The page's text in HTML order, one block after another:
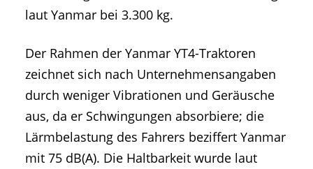
laut Yanmar bei 3.300 kg.
Der Rahmen der Yanmar YT4-Traktoren
zeichnet sich nach Unternehmensangaben
durch weniger Vibrationen und Geräusche
aus, da er Schwingungen absorbiere; die
Lärmbelastung des Fahrers beziffert Yanmar
mit 75 dB(A). Die Haltbarkeit wurde laut